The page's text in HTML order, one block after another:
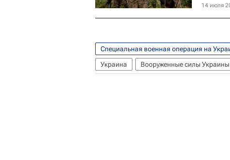
14 июля
Специальная военная операция на
Украина
Вооруженные силы Украины